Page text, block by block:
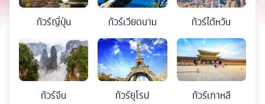
ทัวร์ญี่ปุ่น ทัวร์เวียดนาม ทัวร์ไต้หวัน
ทัวร์จีน ทัวร์ยุโรป ทัวร์เกาหลี